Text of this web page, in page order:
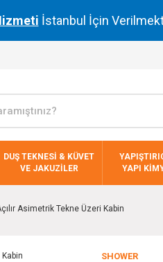
İstanbul İçin
DUŞ TEKNESİ & KÜVET
VE JAKUZİLER
YAPI
Asimetrik Tekne Üzeri Kabin
SHOWER